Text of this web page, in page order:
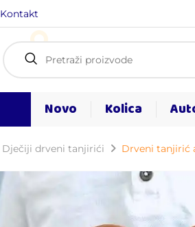
Kontakt
Novo Kolica
Dječiji drveni tanjirići Drveni tanjirić